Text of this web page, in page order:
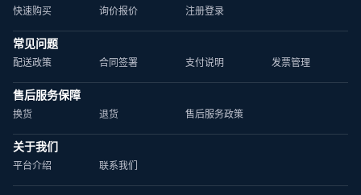
快速购买 询价报价 注册登录
常见问题
配送政策 合同签署 支付说明 发票管理
售后服务保障
换货 退货 售后服务政策
关于我们
平台介绍 联系我们